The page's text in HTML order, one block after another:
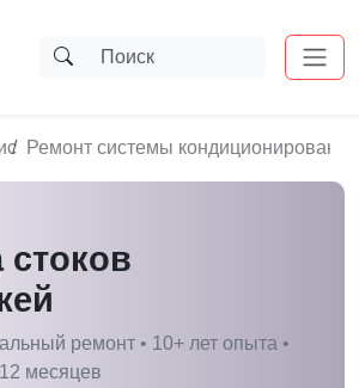
Ремонт системы кондиционирования
стоков
ремонт • 10+ лет опыта •
месяцев